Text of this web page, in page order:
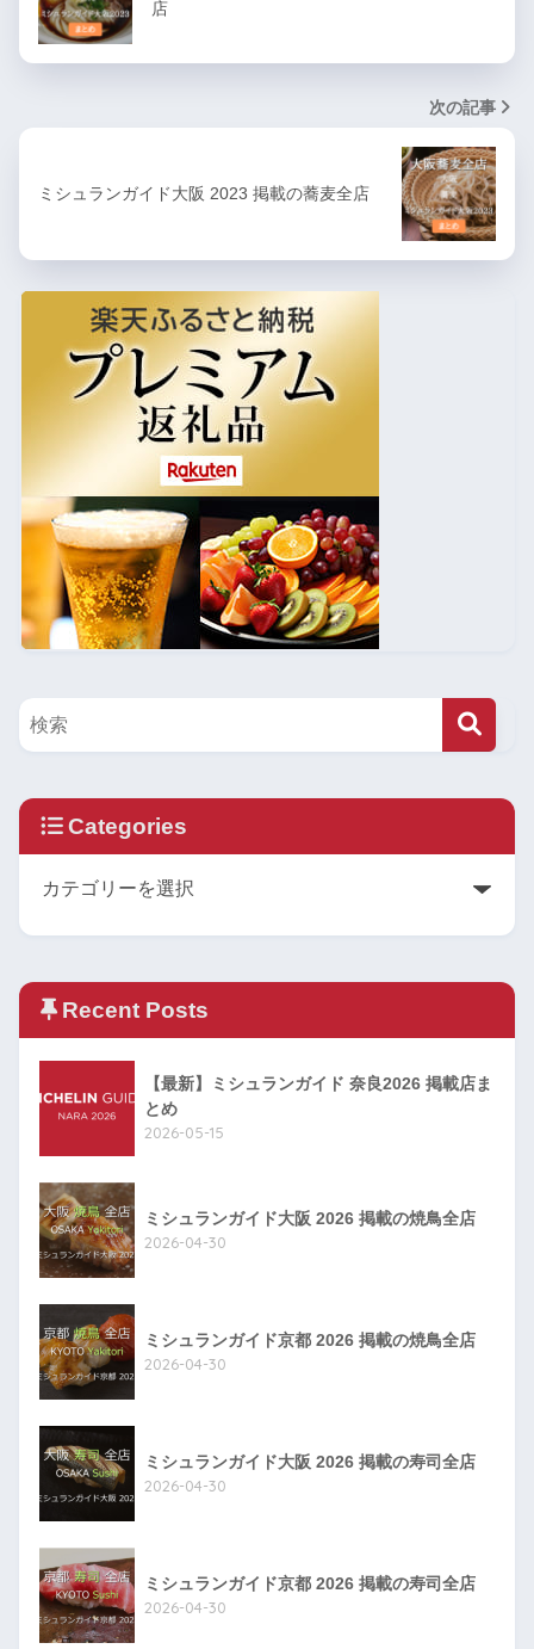
店
次の記事
ミシュランガイド大阪 2023 掲載の蕎麦全店
Categories
Recent Posts
【最新】ミシュランガイド 奈良2026 掲載店ま
とめ
2026-05-15
ミシュランガイド大阪 2026 掲載の焼鳥全店
2026-04-30
ミシュランガイド京都 2026 掲載の焼鳥全店
2026-04-30
ミシュランガイド大阪 2026 掲載の寿司全店
2026-04-30
ミシュランガイド京都 2026 掲載の寿司全店
2026-04-30